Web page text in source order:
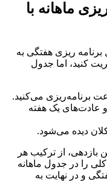
ماهانه با
ریزی هفتگی به
کنید، اما جدول
برنامه‌ریزی می‌کنید.
عادت‌های یک هفته
دیده می‌شود.
بازدهی، از ترکیب هر
را در جدول ماهانه
و در نهایت به